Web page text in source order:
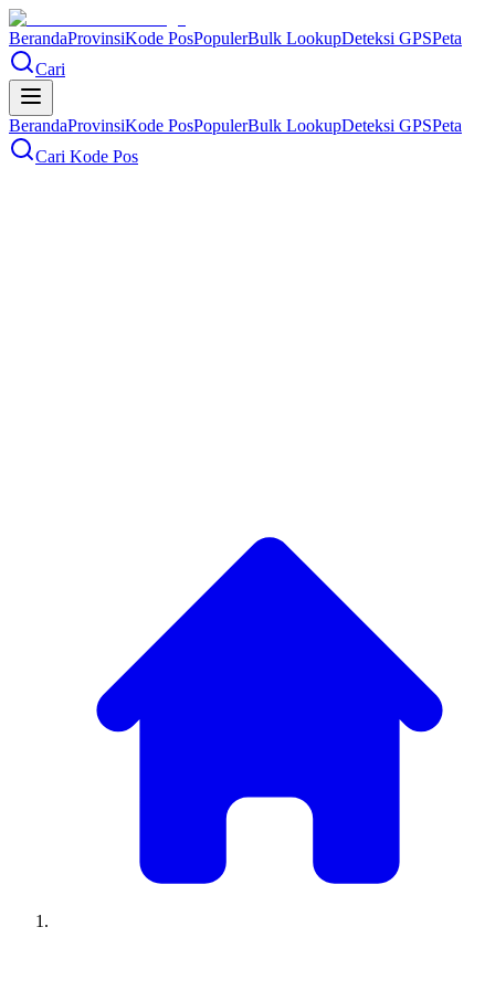
BerandaProvinsiKode PosPopulerBulk LookupDeteksi GPSPeta
Cari
BerandaProvinsiKode PosPopulerBulk LookupDeteksi GPSPeta
Cari Kode Pos